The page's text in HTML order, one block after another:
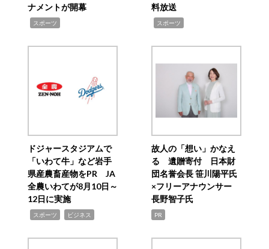
ナメントが開幕
スポーツ
料放送
スポーツ
ドジャースタジアムで
「いわて牛」など岩手
県産農畜産物をPR JA
全農いわてが8月10日～
12日に実施
スポーツ ビジネス
故人の「想い」かなえ
る 遺贈寄付 日本財
団名誉会長 笹川陽平氏
×フリーアナウンサー
長野智子氏
PR